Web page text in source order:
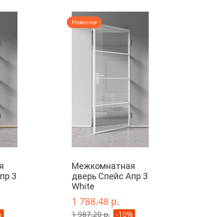
3
Новинка
Межкомнатная
дверь Спейс Апр 3
White
1 788.48 р.
1 987.20 р. -10%